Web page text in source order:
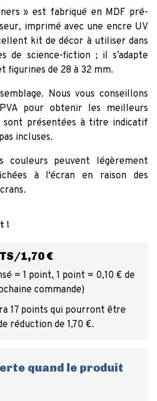
» est fabriqué en MDF pré-
imprimé avec une encre UV
kit de décor à utiliser dans
de science-fiction ; il s’adapte
figurines de 28 à 32 mm.
Nous vous conseillons
pour obtenir les meilleurs
sont présentées à titre indicatif
incluses.
couleurs peuvent légèrement
à l'écran en raison des
!
1,70 €
= 1 point, 1 point = 0,10 € de
commande)
17 points qui pourront être
réduction de 1,70 €.
quand le produit